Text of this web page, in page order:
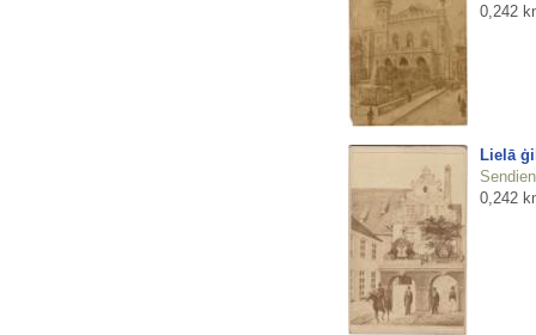
0,242
Lielā
0,242